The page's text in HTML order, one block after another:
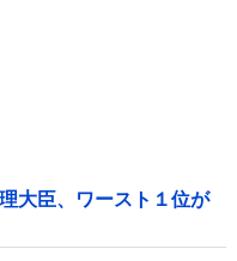
大臣、ワースト１位が